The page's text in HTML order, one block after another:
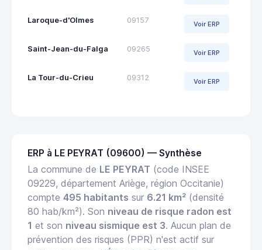
Laroque-d'Olmes 09157 Voir ERP
Saint-Jean-du-Falga 09265 Voir ERP
La Tour-du-Crieu 09312 Voir ERP
ERP à LE PEYRAT (09600) — Synthèse
La commune de LE PEYRAT (code INSEE
09229, département Ariège, région Occitanie)
compte 495 habitants sur 6.21 km² (densité
80 hab/km²). Son niveau de risque radon est
1 et son niveau sismique est 3. Aucun plan de
prévention des risques (PPR) n'est actif sur